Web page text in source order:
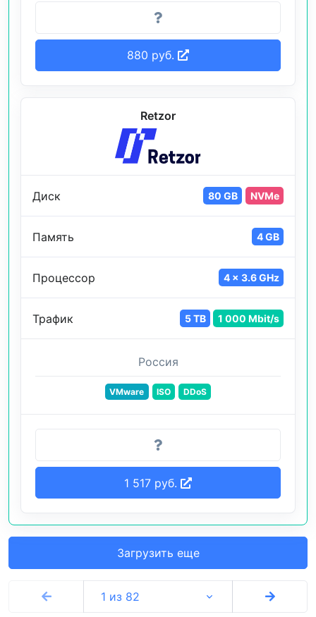
880 руб.
Retzor
Диск 80 GB NVMe
Память 4 GB
Процессор 4 x 3.6 GHz
Трафик 5 TB 1 000 Mbit/s
Россия
VMware ISO DDoS
1 517 руб.
Загрузить еще
1 из 82